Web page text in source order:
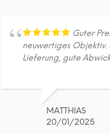
Guter
neuwertiges Objektiv.
Lieferung, gute
MATTHIAS
20/01/2025